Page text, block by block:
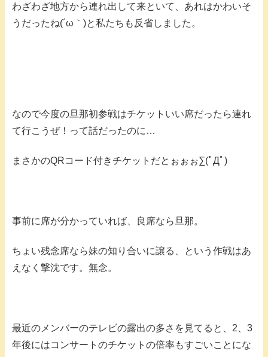
わざわざ地方から連れ出して来といて、あれはかわいそ
うだったね(´ω｀)と私たちも反省しました。
なので今度の旦那初参戦はチケットいい席だったら連れ
て行こうぜ！って話だったのに…
まさかのQRコード付きチケットだとぉぉぉ∑(ﾟДﾟ)
事前に席が分かっていれば、良席なら旦那。
ちょい残念席なら妹の知り合いに譲る、という作戦はあ
えなく撃沈です。無念。
最近のメンバーのテレビの露出の多さを見てると、2、3
年後にはコンサートのチケットの倍率もすごいことにな